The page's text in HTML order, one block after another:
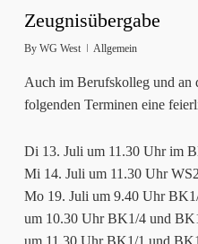
Zeugnisübergabe
By WG West Allgemein
Auch im Berufskolleg und an
folgenden Terminen eine
Di 13. Juli um 11.30 Uhr im
Mi 14. Juli um 11.30 Uhr WS2
Mo 19. Juli um 9.40 Uhr
um 10.30 Uhr BK1/4 und
um 11.30 Uhr BK1/1 und